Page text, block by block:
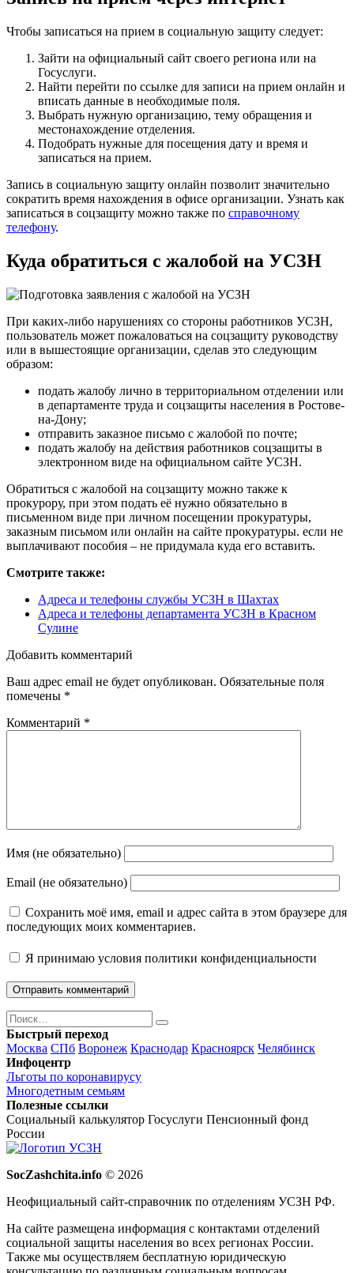
Чтобы записаться на прием в социальную защиту следует:
Зайти на официальный сайт своего региона или на
Госуслуги.
Найти перейти по ссылке для записи на прием онлайн и
вписать данные в необходимые поля.
Выбрать нужную организацию, тему обращения и
местонахождение отделения.
Подобрать нужные для посещения дату и время и
записаться на прием.
Запись в социальную защиту онлайн позволит значительно
сократить время нахождения в офисе организации. Узнать как
записаться в соцзащиту можно также по справочному
телефону.
Куда обратиться с жалобой на УСЗН
При каких-либо нарушениях со стороны работников УСЗН,
пользователь может пожаловаться на соцзащиту руководству
или в вышестоящие организации, сделав это следующим
образом:
подать жалобу лично в территориальном отделении или
в департаменте труда и соцзащиты населения в Ростове-
на-Дону;
отправить заказное письмо с жалобой по почте;
подать жалобу на действия работников соцзащиты в
электронном виде на официальном сайте УСЗН.
Обратиться с жалобой на соцзащиту можно также к
прокурору, при этом подать её нужно обязательно в
письменном виде при личном посещении прокуратуры,
заказным письмом или онлайн на сайте прокуратуры. если не
выплачивают пособия – не придумала куда его вставить.
Смотрите также:
Адреса и телефоны службы УСЗН в Шахтах
Адреса и телефоны департамента УСЗН в Красном
Сулине
Добавить комментарий
Ваш адрес email не будет опубликован. Обязательные поля
помечены *
Комментарий *
Имя (не обязательно)
Email (не обязательно)
Сохранить моё имя, email и адрес сайта в этом браузере для
последующих моих комментариев.
Я принимаю условия политики конфиденциальности
Поиск
Найти
Быстрый переход
Москва СПб Воронеж Краснодар Красноярск Челябинск
Инфоцентр
Льготы по коронавирусу
Многодетным семьям
Полезные ссылки
Социальный калькулятор Госуслуги Пенсионный фонд
России
SocZashchita.info © 2026
Неофициальный сайт-справочник по отделениям УСЗН РФ.
На сайте размещена информация с контактами отделений
социальной защиты населения во всех регионах России.
Также мы осуществляем бесплатную юридическую